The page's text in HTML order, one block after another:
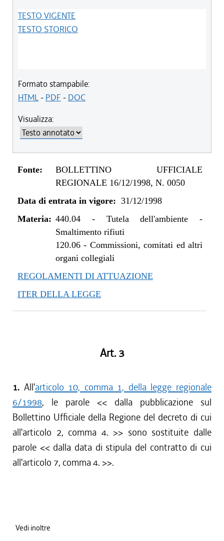
TESTO VIGENTE
TESTO STORICO
Formato stampabile:
HTML- PDF - DOC
Visualizza:
Fonte:
BOLLETTINO UFFICIALE
REGIONALE 16/12/1998, N. 0050
Data di entrata in vigore: 31/12/1998
Materia: 440.04- Tutela dell'ambiente -
Smaltimento rifiuti
120.06- Commissioni, comitati ed altri
organi collegiali
REGOLAMENTI DI ATTUAZIONE
ITER DELLA LEGGE
Art. 3
1. All'articolo 10, comma 1, della legge regionale
6/1998, le parole << dalla pubblicazione sul
Bollettino Ufficiale della Regione del decreto di cui
all'articolo 2, comma 4. >> sono sostituite dalle
parole << dalla data di stipula del contratto di cui
all'articolo 7, comma 4. >>.
Vedi inoltre